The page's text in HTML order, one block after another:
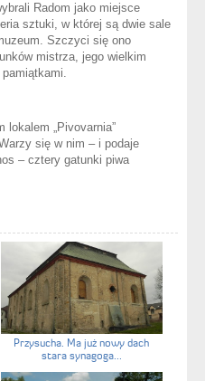
Radom jako miejsce
sztuki, w której są dwie sale
Szczyci się ono
mistrza, jego wielkim
lokalem „Pivovarnia”
się w nim – i podaje
– cztery gatunki piwa
Przysucha. Ma już nowy dach
stara synagoga...